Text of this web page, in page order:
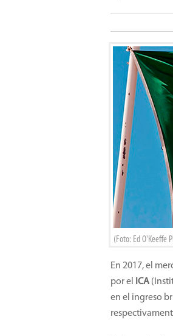
(Foto: Ed O'Keeffe
En 2017, el
por el
ICA
en el ingreso